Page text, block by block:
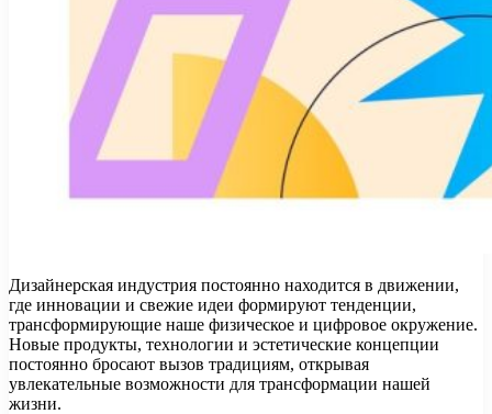
Дизайнерская индустрия постоянно находится в движении,
где инновации и свежие идеи формируют тенденции,
трансформирующие наше физическое и цифровое окружение.
Новые продукты, технологии и эстетические концепции
постоянно бросают вызов традициям, открывая
увлекательные возможности для трансформации нашей
жизни.